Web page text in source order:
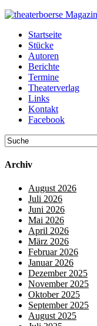
Startseite
Stücke
Autoren
Berichte
Termine
Theaterverlag
Links
Kontakt
Facebook
Archiv
August 2026
Juli 2026
Juni 2026
Mai 2026
April 2026
März 2026
Februar 2026
Januar 2026
Dezember 2025
November 2025
Oktober 2025
September 2025
August 2025